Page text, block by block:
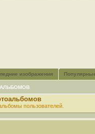
изображения
пользователей.